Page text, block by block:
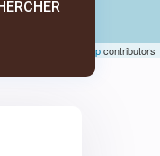
OpenStreetMapcontributors